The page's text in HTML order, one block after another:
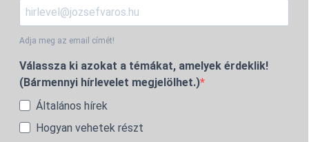
Adja meg az email címét!
Válassza ki azokat a témákat, amelyek érdeklik!
(Bármennyi hírlevelet megjelölhet.)
Általános hírek
Hogyan vehetek részt